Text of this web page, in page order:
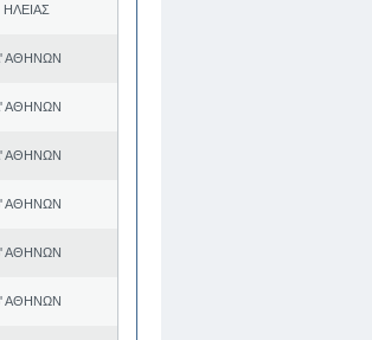
ΗΛΕΙΑΣ
ΑΘΗΝΩΝ
ΑΘΗΝΩΝ
ΑΘΗΝΩΝ
ΑΘΗΝΩΝ
ΑΘΗΝΩΝ
ΑΘΗΝΩΝ